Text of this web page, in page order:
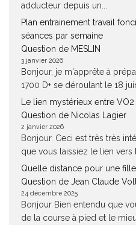
adducteur depuis un...
Plan entrainement travail
séances par semaine
Question de MESLIN
3 janvier 2026
Bonjour, je m'apprête à
1700 D+ se déroulant le 18
Le lien mystérieux entre
Question de Nicolas Lagier
2 janvier 2026
Bonjour. Ceci est très très
que vous laissiez le lien vers
Quelle distance pour une fille
Question de Jean Claude
24 décembre 2025
Bonjour Bien entendu que
de la course à pied et le